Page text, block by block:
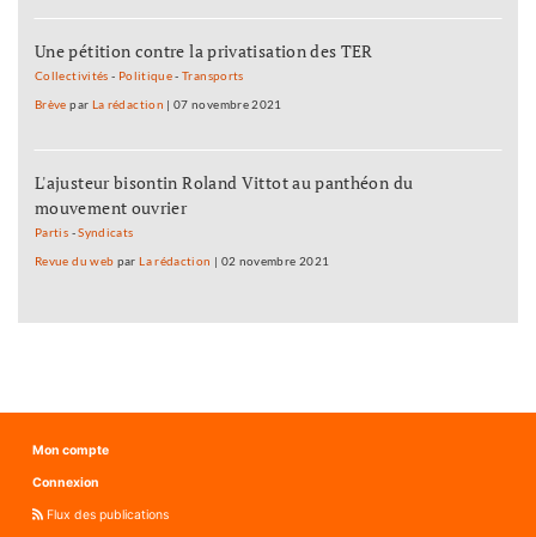
Une pétition contre la privatisation des TER
Collectivités - Politique-Transports
Brève par La rédaction |07 novembre 2021
L'ajusteur bisontin Roland Vittot au panthéon du
mouvement ouvrier
Partis -Syndicats
Revue du web par La rédaction 02 novembre 2021
Mon compte
Connexion
Flux des publications